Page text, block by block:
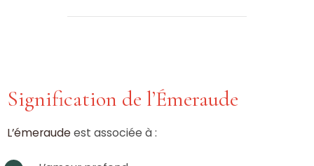
Signification de l’Émeraude
L’émeraudeest associée à :